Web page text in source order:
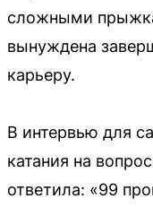
сложными
вынуждена
карьеру.
В интервью для
катания на
ответила: «99